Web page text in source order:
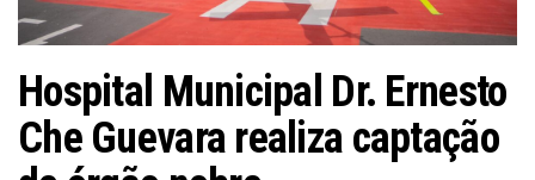
Hospital Municipal Dr. Ernesto
Che Guevara realiza captação